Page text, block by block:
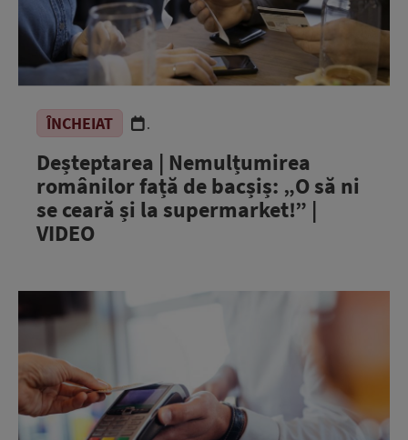
ÎNCHEIAT .
Deșteptarea | Nemulțumirea
românilor față de bacșiș: „O să ni
se ceară și la supermarket!” |
VIDEO